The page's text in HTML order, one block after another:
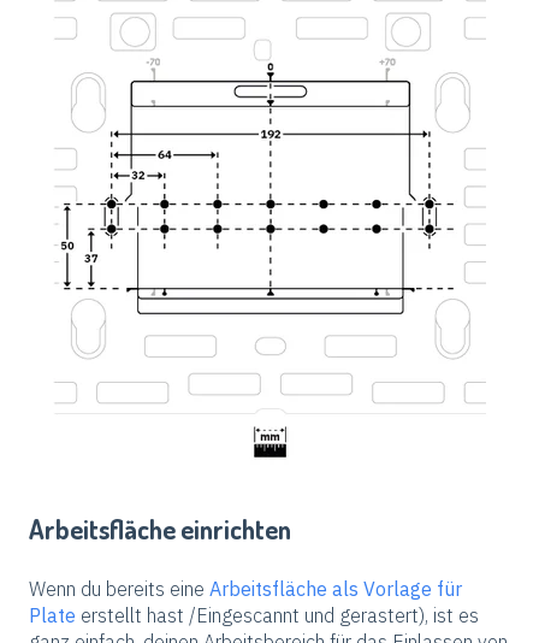
Arbeitsfläche einrichten
Wenn du bereits eine Arbeitsfläche als Vorlage für
Plate erstellt hast /Eingescannt und gerastert), ist es